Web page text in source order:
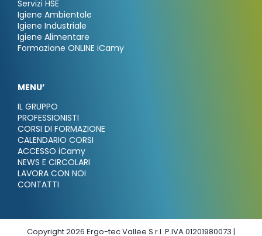
Servizi HSE
Igiene Ambientale
Igiene Industriale
Igiene Alimentare
Formazione ONLINE iCamy
MENU’
IL GRUPPO
PROFESSIONISTI
CORSI DI FORMAZIONE
CALENDARIO CORSI
ACCESSO iCamy
NEWS E CIRCOLARI
LAVORA CON NOI
CONTATTI
Copyright 2026 Ergo-tec Vallee S.r.l. P.IVA 01201980073 |